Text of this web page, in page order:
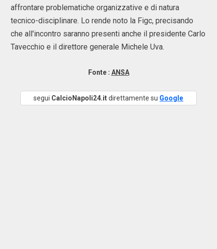
affrontare problematiche organizzative e di natura
tecnico-disciplinare. Lo rende noto la Figc, precisando
che all'incontro saranno presenti anche il presidente Carlo
Tavecchio e il direttore generale Michele Uva.
Fonte : ANSA
segui CalcioNapoli24.itdirettamente su Google